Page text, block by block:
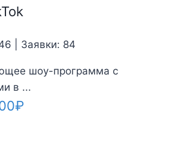
| Заявки: 84
шоу-программа с
в ...
₽